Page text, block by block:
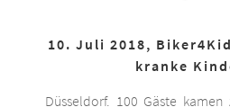
10. Juli 2018,
kranke
Düsseldorf. 100 Gäste